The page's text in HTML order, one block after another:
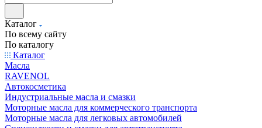
Каталог
По всему сайту
По каталогу
Каталог
Масла
RAVENOL
Автокосметика
Индустриальные масла и смазки
Моторные масла для коммерческого транспорта
Моторные масла для легковых автомобилей